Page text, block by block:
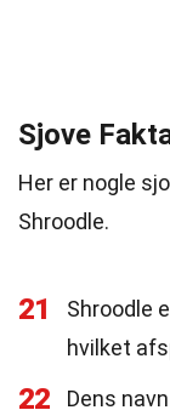
Sjove
Her er nogle
Shroodle.
21 Shroodle
hvilket
22
Dens